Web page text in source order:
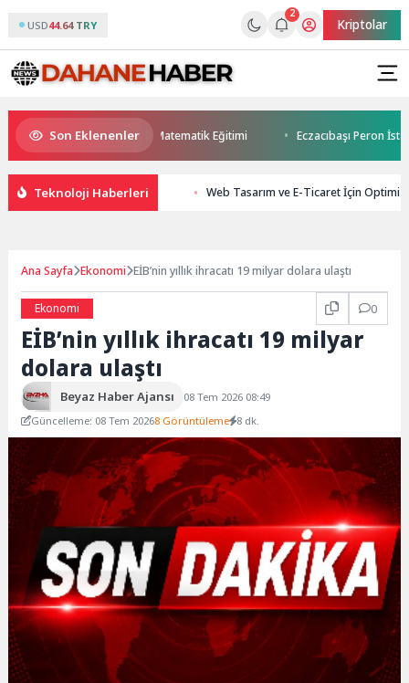
USD44.64 TRY
2
Kriptolar
Son Eklenenler
Destek Atölyesi’nde Matematik Eğitimi Eczacıbaşı Peron
Teknoloji Haberleri Web Tasarım ve E-Ticaret İçin
Ana Sayfa Ekonomi EİB’nin yıllık ihracatı 19 milyar dolara ulaştı
Ekonomi 0
EİB’nin yıllık ihracatı 19 milyar
dolara ulaştı
Beyaz Haber Ajansı
08 Tem 2026 08:49
Güncelleme: 08 Tem 20268 Görüntüleme 8 dk.